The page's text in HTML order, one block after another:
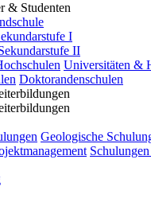
& Studenten
I
II
Universitäten &
Doktorandenschulen
Geologische